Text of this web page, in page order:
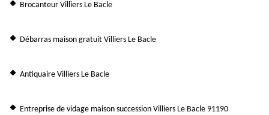
Brocanteur Villiers Le Bacle
Débarras maison gratuit Villiers Le Bacle
Antiquaire Villiers Le Bacle
Entreprise de vidage maison succession Villiers Le Bacle 91190